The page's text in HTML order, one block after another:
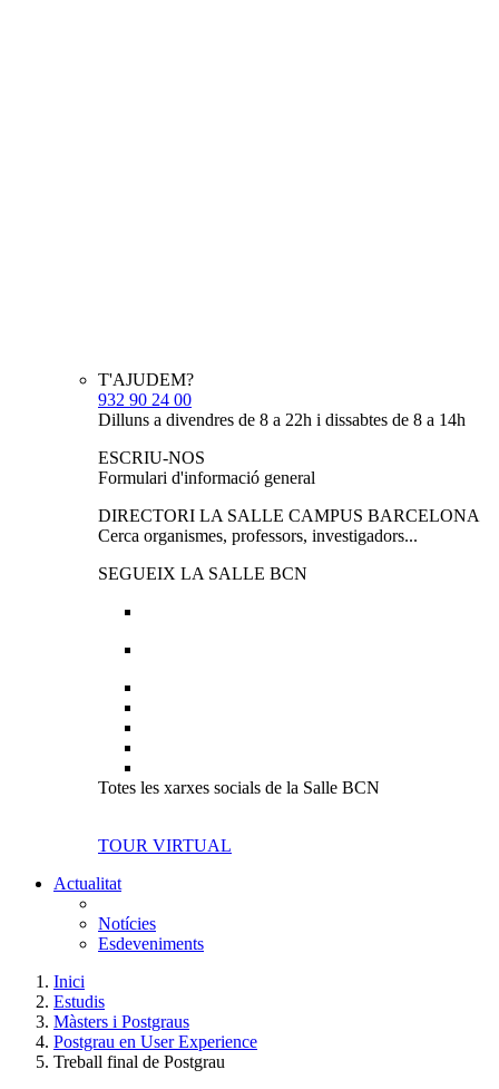
T'AJUDEM?
932 90 24 00
Dilluns a divendres de 8 a 22h i dissabtes de 8 a 14h
ESCRIU-NOS
Formulari d'informació general
DIRECTORI LA SALLE CAMPUS BARCELONA
Cerca organismes, professors, investigadors...
SEGUEIX LA SALLE BCN
Totes les xarxes socials de la Salle BCN
TOUR VIRTUAL
Actualitat
Notícies
Esdeveniments
Inici
Estudis
Màsters i Postgraus
Postgrau en User Experience
Treball final de Postgrau